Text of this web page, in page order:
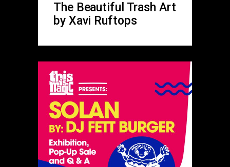
The Beautiful Trash Art
by Xavi Ruftops